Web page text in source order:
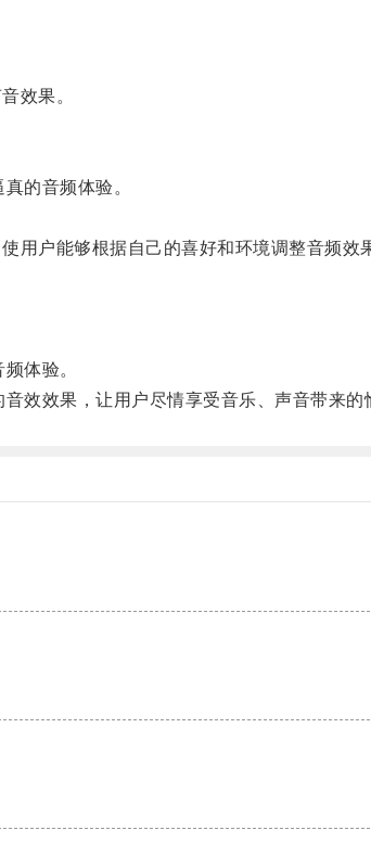
效果。
的音频体验。
户能够根据自己的喜好和环境调整音频效
体验。
效果，让用户尽情享受音乐、声音带来的